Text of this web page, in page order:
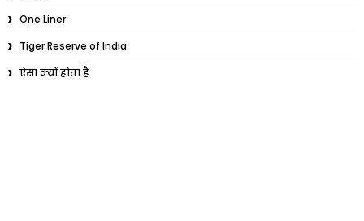
One Liner
Tiger Reserve of India
ऐसा क्यों होता है